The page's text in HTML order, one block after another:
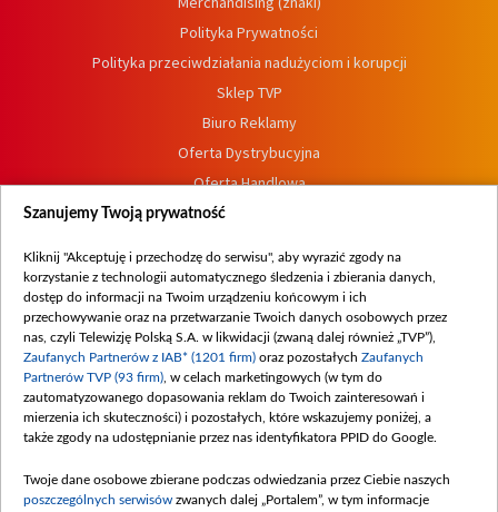
Polityka Prywatności
Polityka przeciwdziałania nadużyciom i korupcji
Sklep TVP
Biuro Reklamy
Oferta Dystrybucyjna
Oferta Handlowa
Dostępność
Procedura zgłoszeń wewnętrznych
Szanujemy Twoją prywatność
Kliknij "Akceptuję i przechodzę do serwisu", aby wyrazić zgody na
korzystanie z technologii automatycznego śledzenia i zbierania danych,
dostęp do informacji na Twoim urządzeniu końcowym i ich
przechowywanie oraz na przetwarzanie Twoich danych osobowych przez
nas, czyli Telewizję Polską S.A. w likwidacji (zwaną dalej również „TVP”),
Zaufanych Partnerów z IAB* (1201 firm) oraz pozostałych Zaufanych
Partnerów TVP (93 firm) , w celach marketingowych (w tym do
zautomatyzowanego dopasowania reklam do Twoich zainteresowań i
mierzenia ich skuteczności) i pozostałych, które wskazujemy poniżej, a
także zgody na udostępnianie przez nas identyfikatora PPID do Google.
Twoje dane osobowe zbierane podczas odwiedzania przez Ciebie naszych
poszczególnych serwisów zwanych dalej „Portalem”, w tym informacje